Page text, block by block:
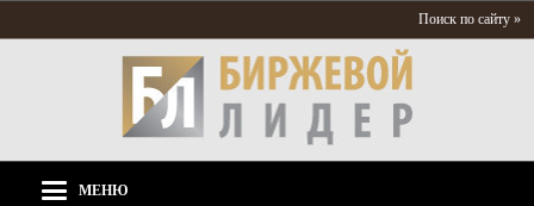
Поиск по сайту »
МЕНЮ